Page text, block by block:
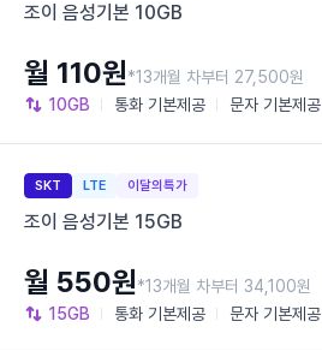
조이 음성기본 10GB
10GB 통화 기본제공 문자 기본제공
월 110원*13개월 차부터 27,500원
SKT LTE 이달의특가
조이 음성기본 15GB
15GB 통화 기본제공 문자 기본제공
월 550원*13개월 차부터 34,100원